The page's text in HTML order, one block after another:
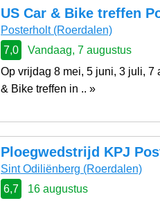
US Car & Bike treffen
Posterholt(Roerdalen)
7,0
Vandaag, 7 augustus
Op vrijdag 8 mei, 5 juni, 3 juli,
& Bike treffen in .. »
Ploegwedstrijd KPJ
Sint Odiliënberg (Roerdalen)
6,7
16 augustus